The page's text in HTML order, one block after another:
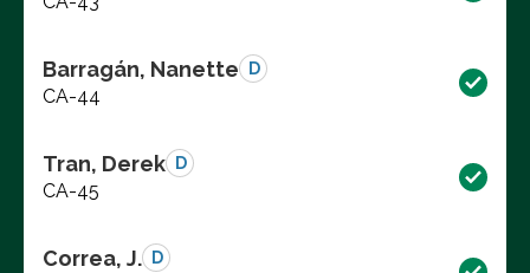
Barragán, Nanette D
CA-44
Tran, Derek D
CA-45
Correa, J. D